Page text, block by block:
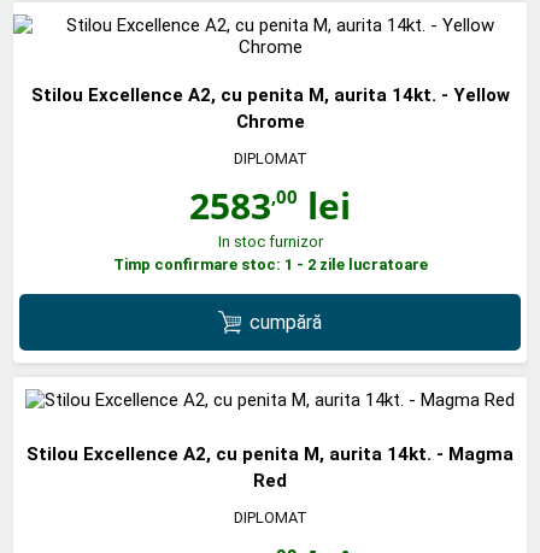
Stilou Excellence A2, cu penita M, aurita 14kt. - Yellow
Chrome
DIPLOMAT
2583,00 lei
In stoc furnizor
Timp confirmare stoc: 1 - 2 zile lucratoare
cumpără
Stilou Excellence A2, cu penita M, aurita 14kt. - Magma
Red
DIPLOMAT